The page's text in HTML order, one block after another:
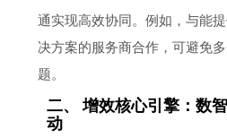
通实现高效协同。例如，与能
决方案的服务商合作，可避免
题。
二、 增效核心引擎：数
动